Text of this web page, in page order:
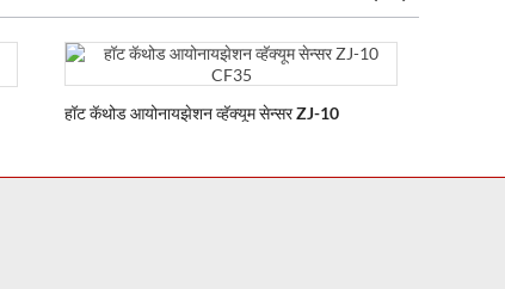
हॉट कॅथोड आयोनायझेशन व्हॅक्यूम सेन्सर ZJ-10